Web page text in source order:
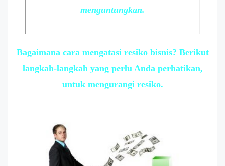
menguntungkan.
Bagaimana cara mengatasi resiko bisnis? Berikut
langkah-langkah yang perlu Anda perhatikan,
untuk mengurangi resiko.